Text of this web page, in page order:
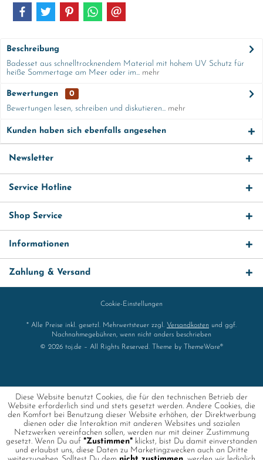
Beschreibung
Badesset aus schnelltrocknendem Material mit hohem UV Schutz für
heiße Sommertage am Meer oder im... mehr
Bewertungen
0
Bewertungen lesen, schreiben und diskutieren... mehr
Kunden haben sich ebenfalls angesehen
Newsletter
Service Hotline
Shop Service
Informationen
Zahlung & Versand
Cookie-Einstellungen
* Alle Preise inkl. gesetzl. Mehrwertsteuer zzgl. Versandkosten und ggf.
Nachnahmegebühren, wenn nicht anders beschrieben
© 2026 toj.de – All Rights Reserved. Theme by
ThemeWare®
Diese Website benutzt Cookies, die für den technischen Betrieb der
Website erforderlich sind und stets gesetzt werden. Andere Cookies, die
den Komfort bei Benutzung dieser Website erhöhen, der Direktwerbung
dienen oder die Interaktion mit anderen Websites und sozialen
Netzwerken vereinfachen sollen, werden nur mit deiner Zustimmung
gesetzt. Wenn Du auf "Zustimmen" klickst, bist Du damit einverstanden
und erlaubst uns, diese Daten zu Marketingzwecken auch an Dritte